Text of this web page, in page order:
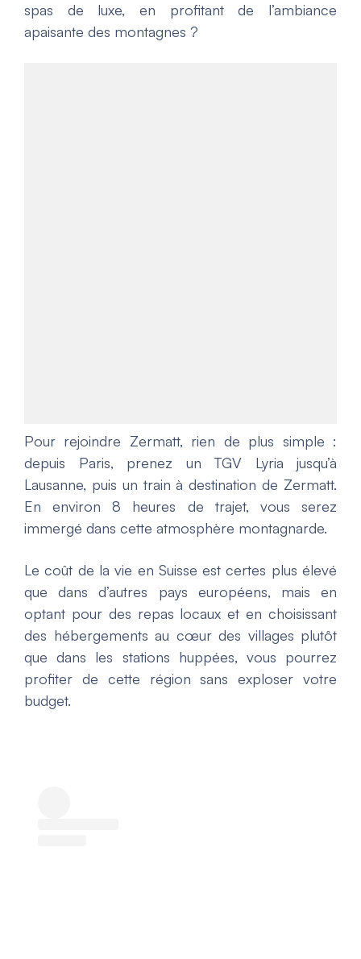
spas de luxe, en profitant de l’ambiance
apaisante des montagnes ?
Pour rejoindre Zermatt, rien de plus simple :
depuis Paris, prenez un TGV Lyria jusqu’à
Lausanne, puis un train à destination de Zermatt.
En environ 8 heures de trajet, vous serez
immergé dans cette atmosphère montagnarde.
Le coût de la vie en Suisse est certes plus élevé
que dans d’autres pays européens, mais en
optant pour des repas locaux et en choisissant
des hébergements au cœur des villages plutôt
que dans les stations huppées, vous pourrez
profiter de cette région sans exploser votre
budget.